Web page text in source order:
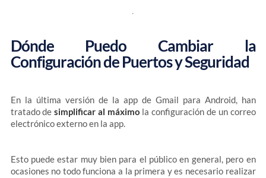
Dónde Puedo Cambiar la
Configuración de Puertos y Seguridad
En la última versión de la app de Gmail para Android, han
tratado desimplificar al máximo la configuración de un correo
electrónico externo en la app.
Esto puede estar muy bien para el público en general, pero en
ocasiones no todo funciona a la primera y es necesario realizar